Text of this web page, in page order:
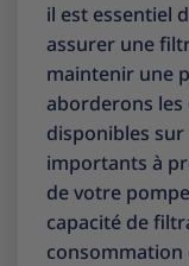
il est essentiel
assurer une
maintenir une
aborderons
disponibles
importants à
de votre
capacité de
consommation